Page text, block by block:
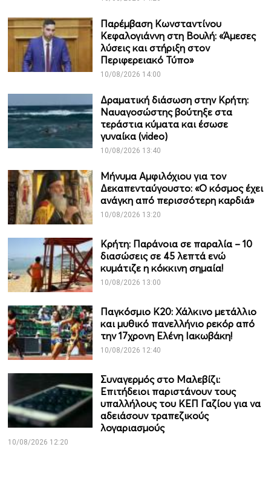
Παρέμβαση Κωνσταντίνου
Κεφαλογιάννη στη Βουλή: «Άμεσες
λύσεις και στήριξη στον
Περιφερειακό Τύπο»
10/08/2026 14:00
Δραματική διάσωση στην Κρήτη:
Ναυαγοσώστης βούτηξε στα
τεράστια κύματα και έσωσε
γυναίκα (video)
10/08/2026 13:40
Μήνυμα Αμφιλόχιου για τον
Δεκαπενταύγουστο: «Ο κόσμος έχει
ανάγκη από περισσότερη καρδιά»
10/08/2026 13:20
Κρήτη: Παράνοια σε παραλία – 10
διασώσεις σε 45 λεπτά ενώ
κυμάτιζε η κόκκινη σημαία!
10/08/2026 13:00
Παγκόσμιο Κ20: Χάλκινο μετάλλιο
και μυθικό πανελλήνιο ρεκόρ από
την 17χρονη Ελένη Ιακωβάκη!
10/08/2026 12:40
Συναγερμός στο Μαλεβίζι:
Επιτήδειοι παριστάνουν τους
υπαλλήλους του ΚΕΠ Γαζίου για να
αδειάσουν τραπεζικούς
λογαριασμούς
10/08/2026 12:20